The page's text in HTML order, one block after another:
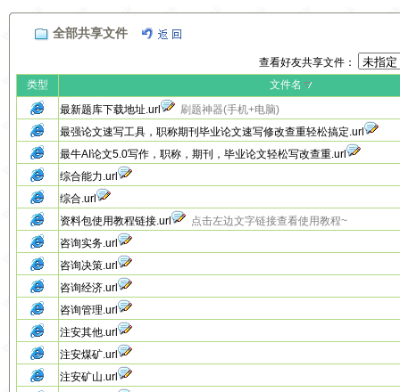
全部共享文件
查看好友共享文件：
类型
文件名
最新题库下载地址.url
刷题神器(手机+电脑)
最强论文速写工具，职称期刊毕业论文速写修改查重轻松搞定.url
最牛AI论文5.0写作，职称，期刊，毕业论文轻松写改查重.url
综合能力.url
综合.url
资料包使用教程链接.url
点击左边文字链接查看使用教程~
咨询实务.url
咨询决策.url
咨询经济.url
咨询管理.url
注安其他.url
注安煤矿.url
注安矿山.url